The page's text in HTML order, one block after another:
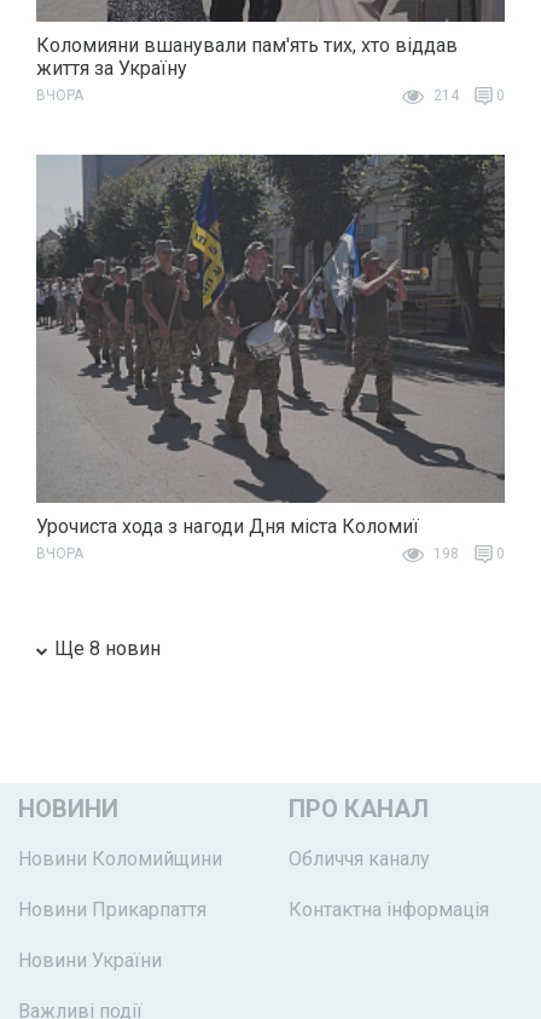
Коломияни вшанували пам'ять тих, хто віддав
життя за Україну
ВЧОРА 214 0
Урочиста хода з нагоди Дня міста Коломиї
ВЧОРА 198 0
Ще 8 новин
НОВИНИ
Новини Коломийщини
Новини Прикарпаття
Новини України
Важливі події
ПРО КАНАЛ
Обличчя каналу
Контактна інформація